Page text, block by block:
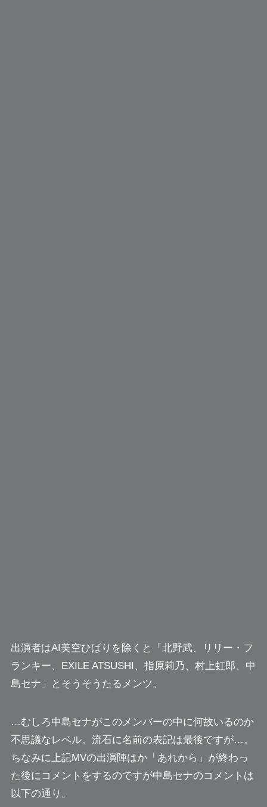
出演者はAI美空ひばりを除くと
「北野武、リリー・フ
ランキー、EXILE ATSUSHI、指原莉乃、村上虹郎、中
島セナ」
とそうそうたるメンツ。
…むしろ中島セナがこのメンバーの中に何故いるのか
不思議なレベル。流石に名前の表記は最後ですが…。
ちなみに上記MVの出演陣はか「あれから」が終わっ
た後にコメントをするのですが中島セナのコメントは
以下の通り。